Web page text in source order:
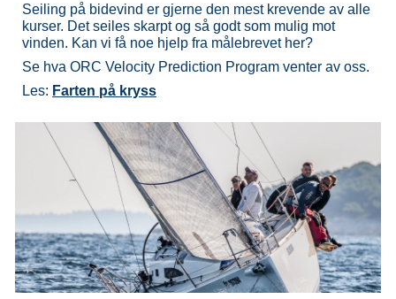
Seiling på bidevinder gjerne den mest krevende av alle
kurser. Det seiles skarpt og så godt som mulig mot
vinden. Kan vi få noe hjelp fra målebrevet her?
Se hva ORC Velocity Prediction Program venter av oss.
Les: Farten på kryss